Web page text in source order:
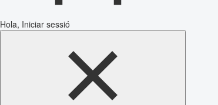
Hola, Iniciar sessió